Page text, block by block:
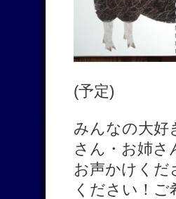
(予定)
みんなの大好
さん・お姉さ
お声かけくだ
ください！